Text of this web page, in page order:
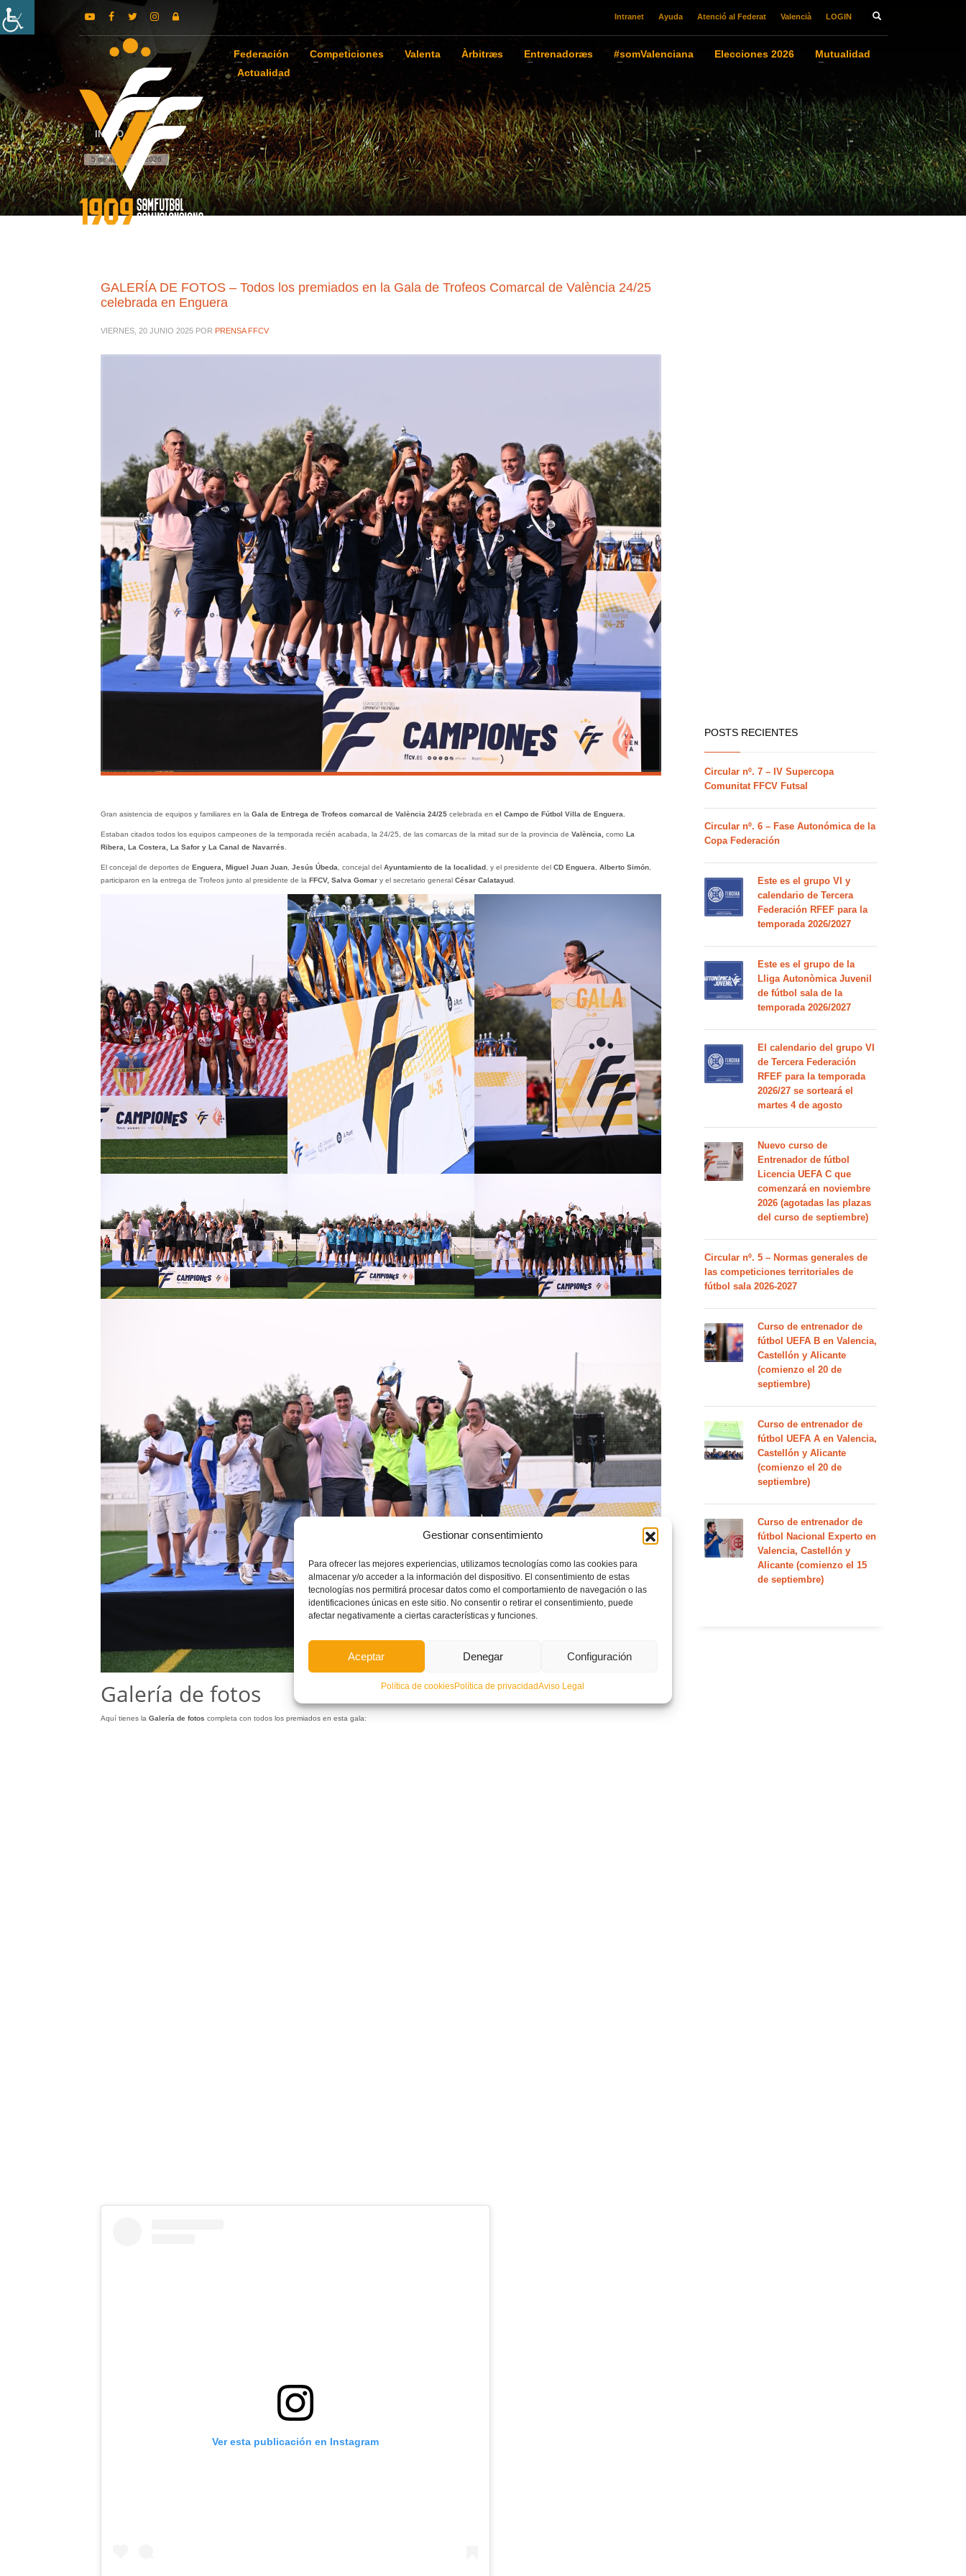
Gestionar consentimiento
Para ofrecer las mejores experiencias, utilizamos tecnologías como las cookies para
almacenar y/o acceder a la información del dispositivo. El consentimiento de estas
tecnologías nos permitirá procesar datos como el comportamiento de navegación o las
identificaciones únicas en este sitio. No consentir o retirar el consentimiento, puede
afectar negativamente a ciertas características y funciones.
Aceptar Denegar Configuración
Política de cookiesPolítica de privacidadAviso Legal
Intranet Ayuda Atenció al Federat Valencià LOGIN
Federación Competiciones Valenta Àrbitræs Entrenadoræs #somValenciana Elecciones 2026
Mutualidad
Actualidad
INICIO
5 de agosto de 2026
GALERÍA DE FOTOS – Todos los premiados en la Gala de Trofeos Comarcal de València 24/25
celebrada en Enguera
VIERNES, 20 JUNIO 2025 POR PRENSA FFCV
Gran asistencia de equipos y familiares en la Gala de Entrega de Trofeos comarcal de València 24/25celebrada en el Campo de Fútbol Villa de Enguera.
Estaban citados todos los equipos campeones de la temporada recién acabada, la 24/25, de las comarcas de la mitad sur de la provincia de València, como La
Ribera, La Costera, La Safor y La Canal de Navarrés
El concejal de deportes de Enguera, Miguel Juan Juan, Jesús Úbeda , concejal del Ayuntamiento de la localidad, y el presidente del CD Enguera Alberto Simón,
participaron en la entrega de Trofeos junto al presidente de la FFCV, Salva Gomary el secretario general César Calatayud.
Galería de fotos
Aquí tienes la Galería de fotos completa con todos los premiados en esta gala:
Ver esta publicación en Instagram
POSTS RECIENTES
Circular nº. 7 – IV Supercopa
Comunitat FFCV Futsal
Circular nº. 6 – Fase Autonómica de la
Copa Federación
Este es el grupo VI y
calendario de Tercera
Federación RFEF para la
temporada 2026/2027
Este es el grupo de la
Lliga Autonòmica Juvenil
de fútbol sala de la
temporada 2026/2027
El calendario del grupo VI
de Tercera Federación
RFEF para la temporada
2026/27 se sorteará el
martes 4 de agosto
Nuevo curso de
Entrenador de fútbol
Licencia UEFA C que
comenzará en noviembre
2026 (agotadas las plazas
del curso de septiembre)
Circular nº. 5 – Normas generales de
las competiciones territoriales de
fútbol sala 2026-2027
Curso de entrenador de
fútbol UEFA B en Valencia,
Castellón y Alicante
(comienzo el 20 de
septiembre)
Curso de entrenador de
fútbol UEFA A en Valencia,
Castellón y Alicante
(comienzo el 20 de
septiembre)
Curso de entrenador de
fútbol Nacional Experto en
Valencia, Castellón y
Alicante (comienzo el 15
de septiembre)